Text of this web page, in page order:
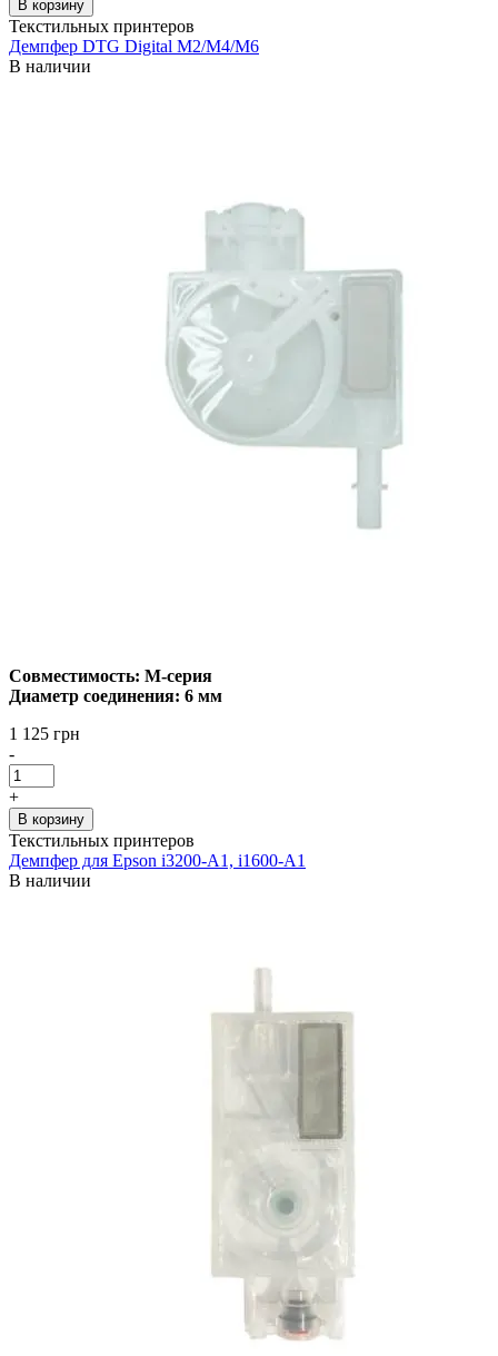
В корзину
Текстильных принтеров
Демпфер DTG Digital M2/M4/M6
В наличии
Совместимость: М-серия
Диаметр соединения: 6 мм
1 125 грн
-
+
В корзину
Текстильных принтеров
Демпфер для Epson i3200-A1, i1600-A1
В наличии